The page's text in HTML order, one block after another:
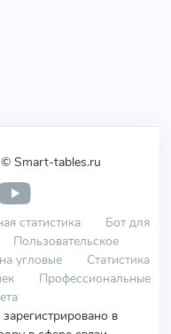
Smart-tables.ru
статистика
Бот для
Пользовательское
угловые
Статистика
Профессиональные
в